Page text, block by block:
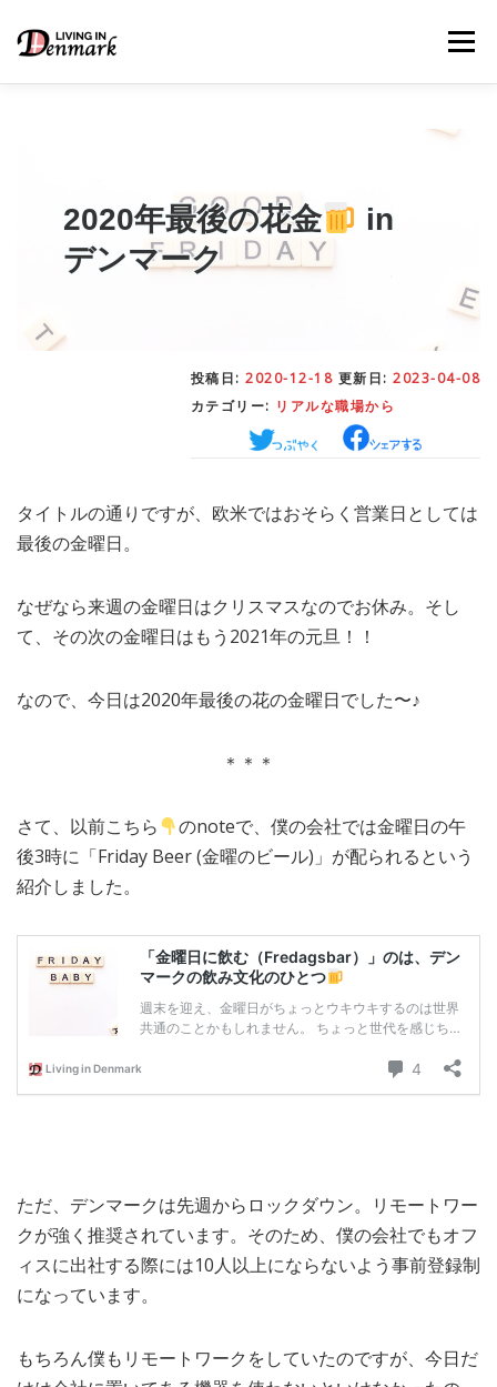
メニュー
STUDY– 留学関連情報
WORK
– 日本人の考察
MEDIA– メディア掲載 TRAVEL– 旅行
EVERYDAY– 日常ブログ
2020年最後の花金
in
デンマーク
投稿日: 2020-12-18 更新日: 2023-04-08
カテゴリー: リアルな職場から
タイトルの通りですが、欧米ではおそらく営業日としては
最後の金曜日。
なぜなら来週の金曜日はクリスマスなのでお休み。そし
て、その次の金曜日はもう2021年の元旦！！
なので、今日は2020年最後の花の金曜日でした〜♪
＊＊＊
さて、以前こちら
のnoteで、僕の会社では金曜日の午
後3時に「Friday Beer (金曜のビール)」が配られるという
紹介しました。
ただ、デンマークは先週からロックダウン。リモートワー
クが強く推奨されています。そのため、僕の会社でもオフ
ィスに出社する際には10人以上にならないよう事前登録制
になっています。
もちろん僕もリモートワークをしていたのですが、今日だ